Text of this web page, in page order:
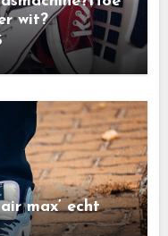
wit?
max’ echt